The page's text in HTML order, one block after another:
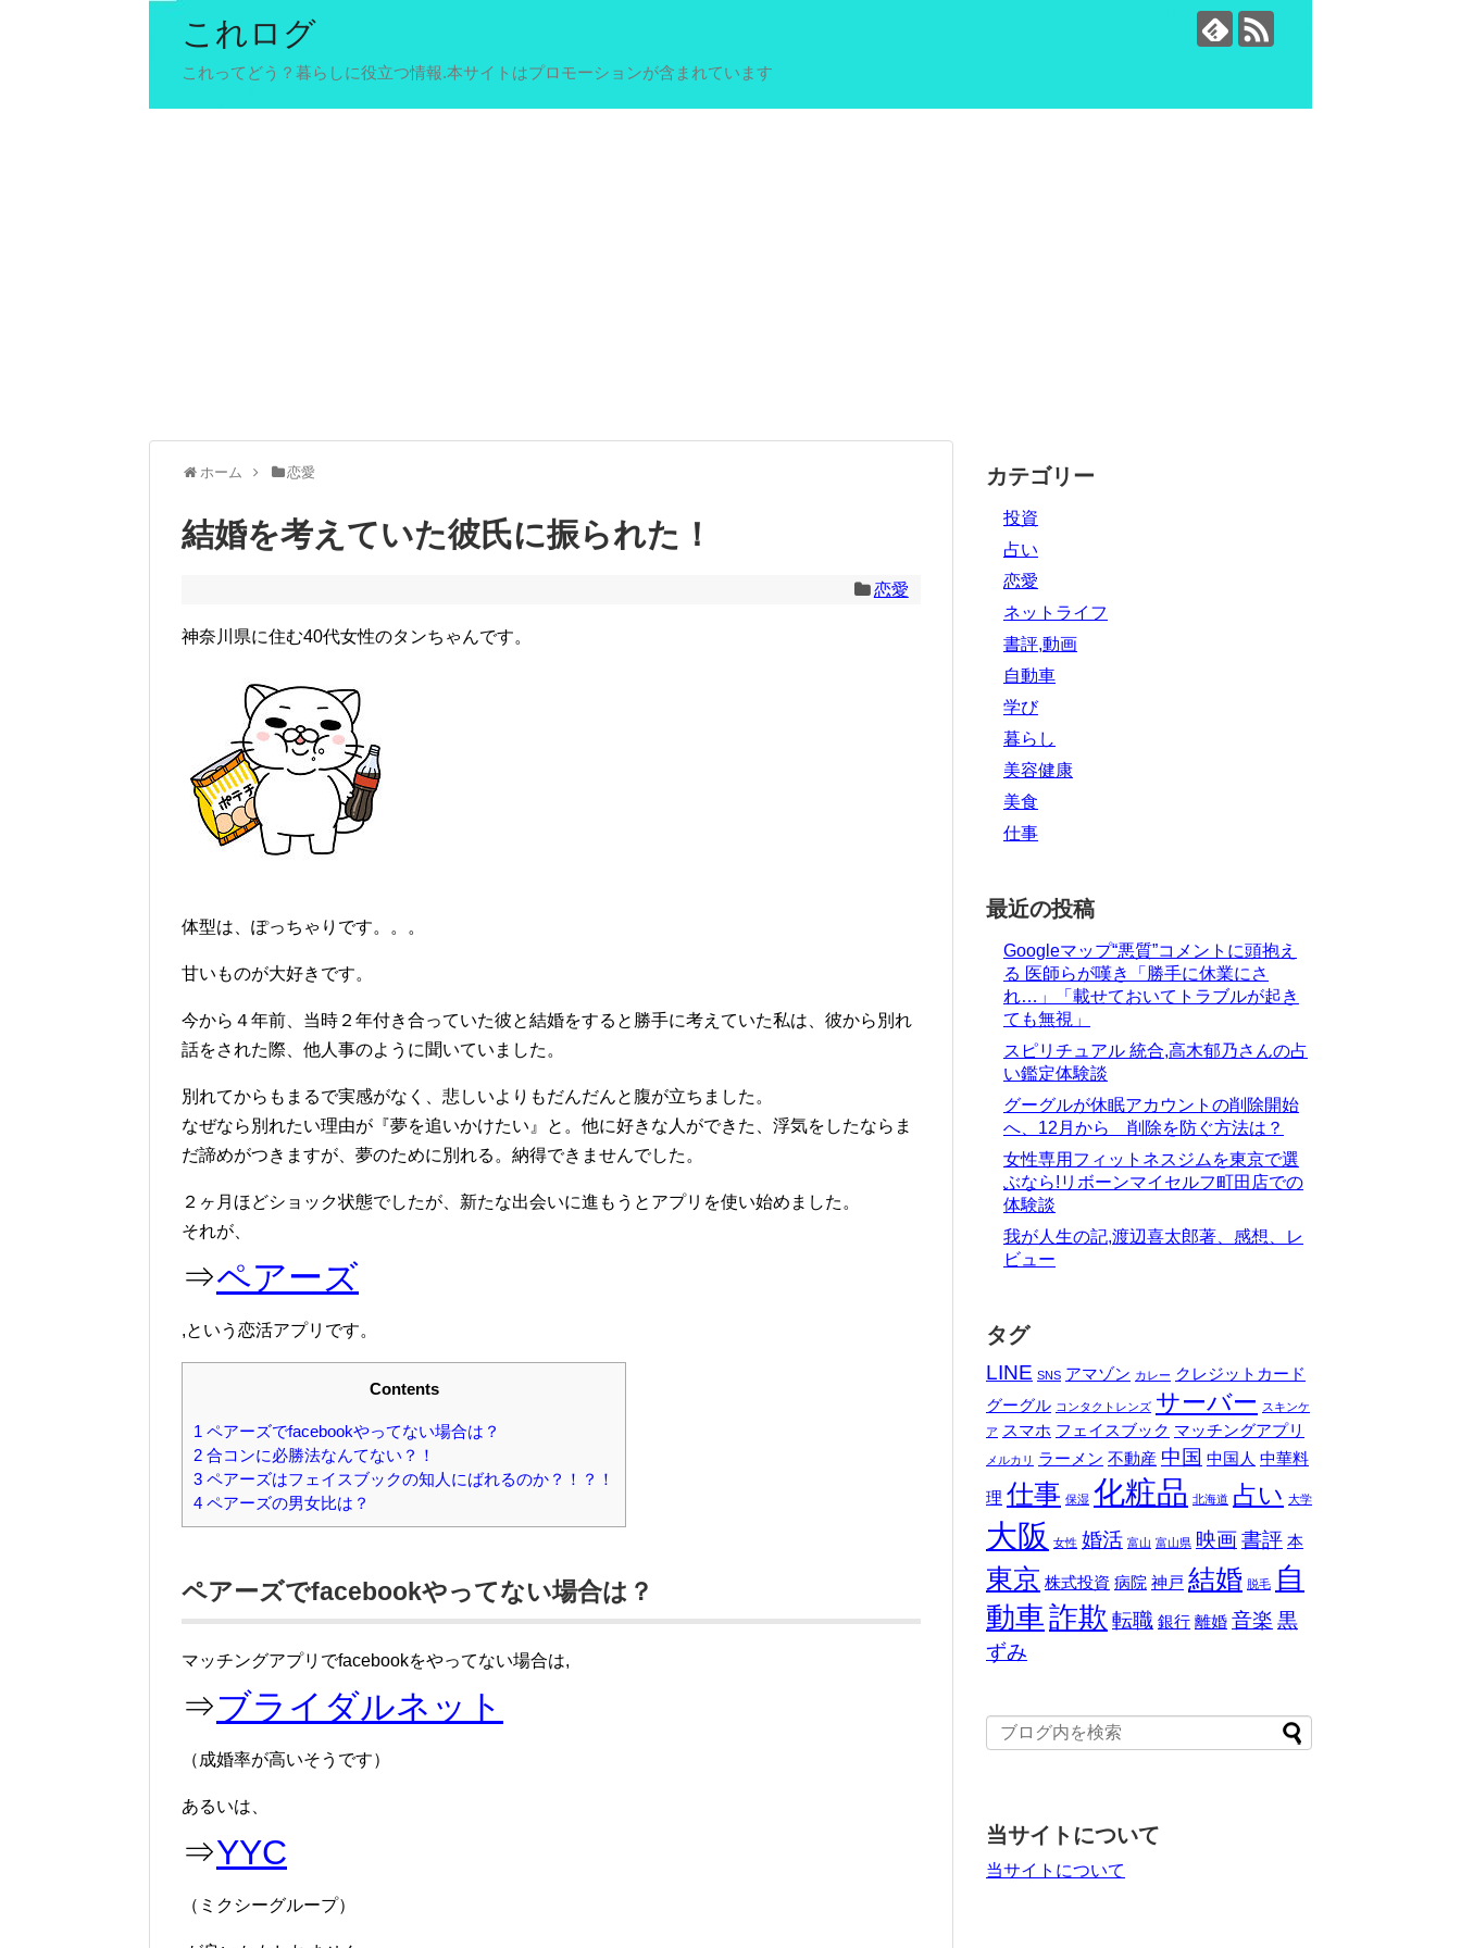
これログ
これってどう？暮らしに役立つ情報.本サイトはプロモーションが含まれています
ホーム 恋愛
結婚を考えていた彼氏に振られた！
恋愛
神奈川県に住む40代女性のタンちゃんです。
体型は、ぽっちゃりです。。。
甘いものが大好きです。
今から４年前、当時２年付き合っていた彼と結婚をすると勝手に考えていた私は、彼から別れ
話をされた際、他人事のように聞いていました。
別れてからもまるで実感がなく、悲しいよりもだんだんと腹が立ちました。
なぜなら別れたい理由が『夢を追いかけたい』と。他に好きな人ができた、浮気をしたならま
だ諦めがつきますが、夢のために別れる。納得できませんでした。
２ヶ月ほどショック状態でしたが、新たな出会いに進もうとアプリを使い始めました。
それが、
⇒ペアーズ
,という恋活アプリです。
Contents
1 ペアーズでfacebookやってない場合は？
2 合コンに必勝法なんてない？！
3 ペアーズはフェイスブックの知人にばれるのか？！？！
4 ペアーズの男女比は？
ペアーズでfacebookやってない場合は？
マッチングアプリでfacebookをやってない場合は,
⇒ブライダルネット
（成婚率が高いそうです）
あるいは、
⇒YYC
（ミクシーグループ）
カテゴリー
投資
占い
恋愛
ネットライフ
書評,動画
自動車
学び
暮らし
美容健康
美食
仕事
最近の投稿
Googleマップ“悪質”コメントに頭抱え
る 医師らが嘆き「勝手に休業にさ
れ…」「載せておいてトラブルが起き
ても無視」
スピリチュアル 統合,高木郁乃さんの占
い鑑定体験談
グーグルが休眠アカウントの削除開始
へ、12月から 削除を防ぐ方法は？
女性専用フィットネスジムを東京で選
ぶなら!リボーンマイセルフ町田店での
体験談
我が人生の記,渡辺喜太郎著、感想、レ
ビュー
タグ
LINE SNS アマゾン カレー クレジットカード
グーグル コンタクトレンズ サーバー スキンケ
ア スマホ フェイスブック マッチングアプリ
メルカリ ラーメン 不動産 中国 中国人 中華料
理 仕事 保湿 化粧品 北海道 占い 大学
大阪 女性 婚活 富山 富山県 映画書評 本
東京 株式投資 病院 神戸 結婚 脱毛 自
動車詐欺 転職 銀行 離婚 音楽 黒
ずみ
当サイトについて
当サイトについて